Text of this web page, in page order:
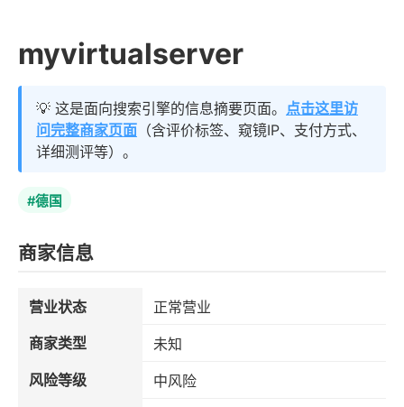
myvirtualserver
💡 这是面向搜索引擎的信息摘要页面。 点击这里访
问完整商家页面 （含评价标签、窥镜IP、支付方式、
详细测评等）。
#德国
商家信息
营业状态
正常营业
商家类型
未知
风险等级
中风险